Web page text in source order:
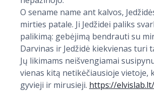
O sename name ant kalvos,
mirties patale. Ji Jedžidei paliks
palikimą: gebėjimą bendrauti su
Darvinas ir Jedžidė kiekvienas turi
Jų likimams neišvengiamai
vienas kitą netikėčiausioje vietoje,
gyvieji ir mirusieji. https://